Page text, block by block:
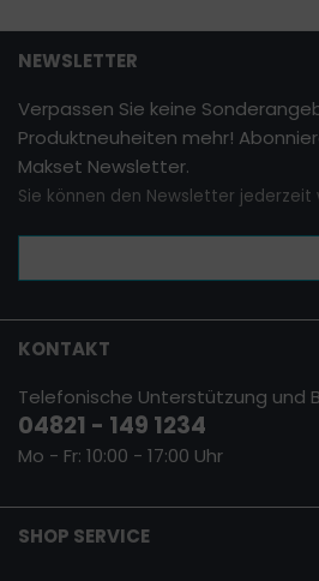
NEWSLETTER
Verpassen Sie keine
Produktneuheiten mehr!
Makset Newsletter.
Sie können den Newsletter
KONTAKT
Telefonische Unterstützung und
04821 - 149 1234
Mo - Fr: 10:00 - 17:00 Uhr
SHOP SERVICE